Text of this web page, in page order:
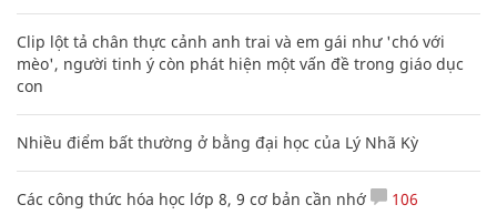
Clip lột tả chân thực cảnh anh trai và em gái như 'chó với
mèo', người tinh ý còn phát hiện một vấn đề trong giáo dục
con
Nhiều điểm bất thường ở bằng đại học của Lý Nhã Kỳ
Các công thức hóa học lớp 8, 9 cơ bản cần nhớ 106